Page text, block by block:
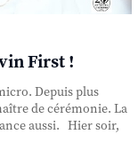
First !
Depuis plus
de cérémonie. La
aussi. Hier soir,